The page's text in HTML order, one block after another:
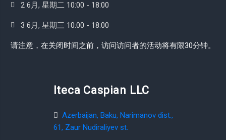
2 6月, 星期二 10:00 - 18:00
3 6月, 星期三 10:00 - 18:00
请注意，在关闭时间之前，访问访问者的活动将有限30分钟。
Iteca Caspian LLC
Azerbaijan, Baku, Narimanov dist.,
61, Zaur Nudiraliyev st.